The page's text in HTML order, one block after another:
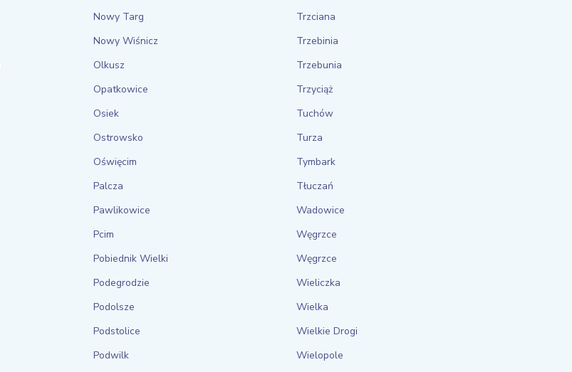
Nowy Targ
Nowy Wiśnicz
Olkusz
Opatkowice
Osiek
Ostrowsko
Oświęcim
Palcza
Pawlikowice
Pcim
Pobiednik Wielki
Podegrodzie
Podolsze
Podstolice
Podwilk
Trzciana
Trzebinia
Trzebunia
Trzyciąż
Tuchów
Turza
Tymbark
Tłuczań
Wadowice
Węgrzce
Węgrzce
Wieliczka
Wielka
Wielkie Drogi
Wielopole